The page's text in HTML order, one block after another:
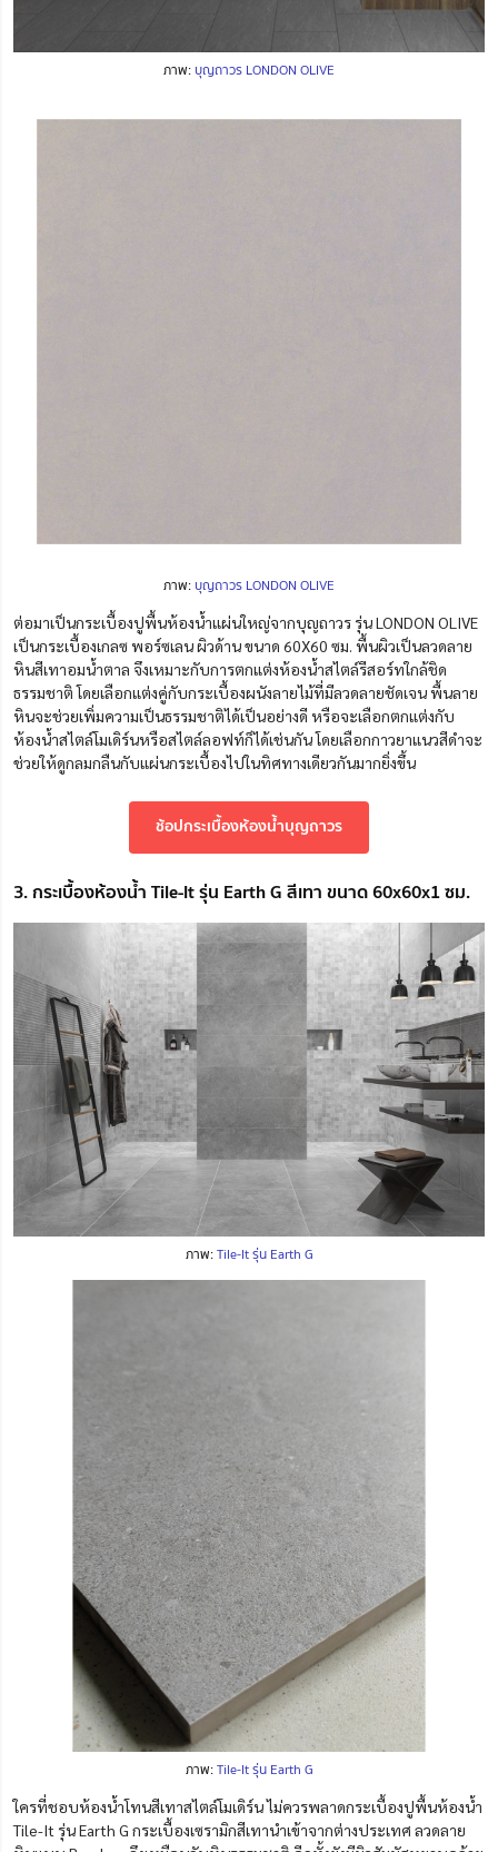
ภาพ: บุญถาวร LONDON OLIVE
ภาพ: บุญถาวร LONDON OLIVE
ต่อมาเป็นกระเบื้องปูพื้นห้องน้ำแผ่นใหญ่จากบุญถาวร รุ่น LONDON OLIVE
เป็นกระเบื้องเกลซ พอร์ซเลน ผิวด้าน ขนาด 60X60 ซม. พื้นผิวเป็นลวดลาย
หินสีเทาอมน้ำตาล จึงเหมาะกับการตกแต่งห้องน้ำสไตล์รีสอร์ทใกล้ชิด
ธรรมชาติ โดยเลือกแต่งคู่กับกระเบื้องผนังลายไม้ที่มีลวดลายชัดเจน พื้นลาย
หินจะช่วยเพิ่มความเป็นธรรมชาติได้เป็นอย่างดี หรือจะเลือกตกแต่งกับ
ห้องน้ำสไตล์โมเดิร์นหรือสไตล์ลอฟท์ก็ได้เช่นกัน โดยเลือกกาวยาแนวสีดำจะ
ช่วยให้ดูกลมกลืนกับแผ่นกระเบื้องไปในทิศทางเดียวกันมากยิ่งขึ้น
ช้อปกระเบื้องห้องน้ำบุญถาวร
3. กระเบื้องห้องน้ำ Tile-It รุ่น Earth G สีเทา ขนาด 60x60x1 ซม.
ภาพ:Tile-It รุ่น Earth G
ภาพ:Tile-It รุ่น Earth G
ใครที่ชอบห้องน้ำโทนสีเทาสไตล์โมเดิร์น ไม่ควรพลาดกระเบื้องปูพื้นห้องน้ำ
Tile-It รุ่น Earth G กระเบื้องเซรามิกสีเทานำเข้าจากต่างประเทศ ลวดลาย